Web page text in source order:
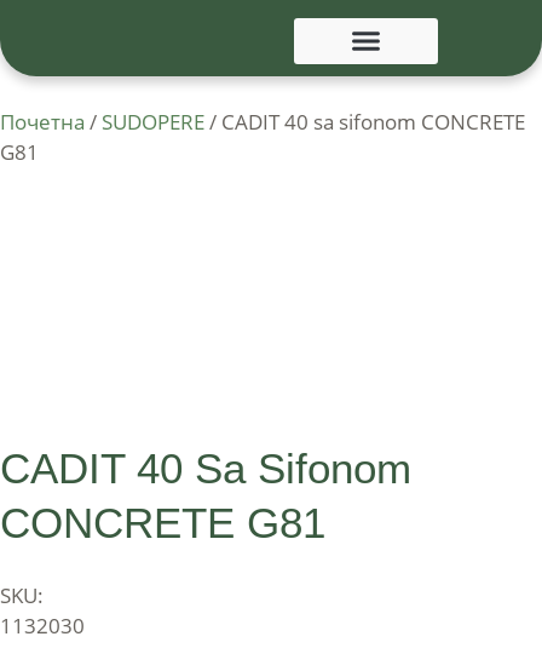
Почетна / SUDOPERE/ CADIT 40 sa sifonom CONCRETE
G81
CADIT 40 Sa Sifonom
CONCRETE G81
SKU:
1132030